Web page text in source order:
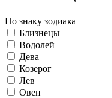
По знаку зодиака
Близнецы
Водолей
Дева
Козерог
Лев
Овен